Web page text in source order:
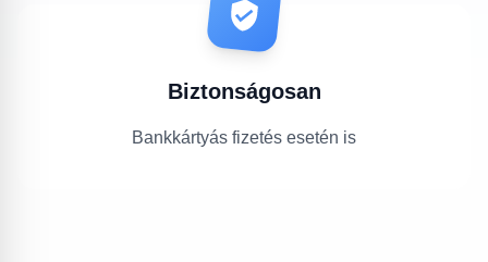
Biztonságosan
Bankkártyás fizetés esetén is